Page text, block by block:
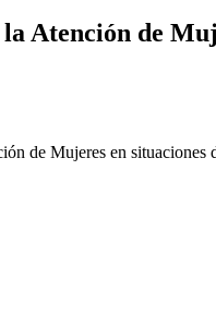
Atención de
de Mujeres en